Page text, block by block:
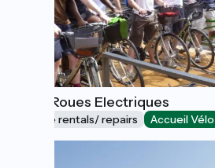
Les 2 Roues Electriques
Bicycle rentals/ repairs Accueil Vélo